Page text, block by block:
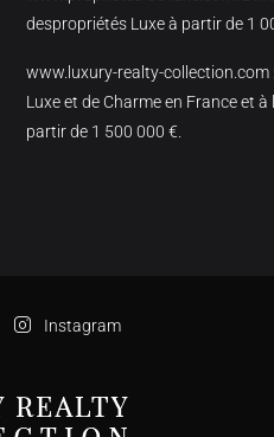
despropriétés Luxe à partir de 1
www.luxury-realty-collection.com
Luxe et de Charme en France et à
partir de 1 500 000 €.
Instagram